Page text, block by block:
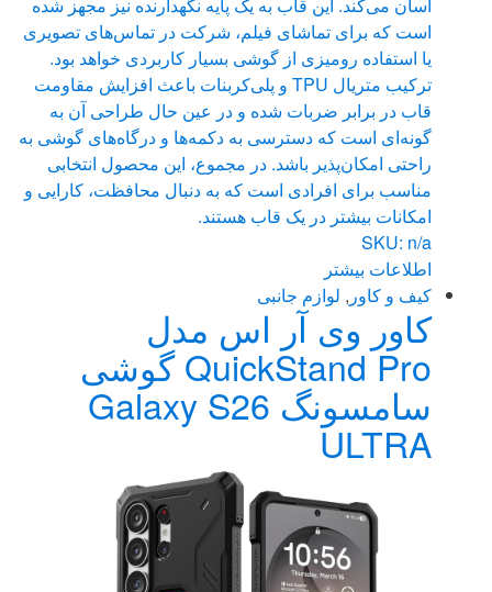
است که برای تماشای فیلم، شرکت در تماس‌های تصویری
یا استفاده رومیزی از گوشی بسیار کاربردی خواهد بود.
ترکیب متریال TPU و پلی‌کربنات باعث افزایش مقاومت
قاب در برابر ضربات شده و در عین حال طراحی آن به
گونه‌ای است که دسترسی به دکمه‌ها و درگاه‌های گوشی به
راحتی امکان‌پذیر باشد. در مجموع، این محصول انتخابی
مناسب برای افرادی است که به دنبال محافظت، کارایی و
امکانات بیشتر در یک قاب هستند.
SKU: n/a
اطلاعات بیشتر
کیف و کاور , لوازم جانبی
کاور وی آر اس مدل
QuickStand Pro گوشی
سامسونگ Galaxy S26
ULTRA